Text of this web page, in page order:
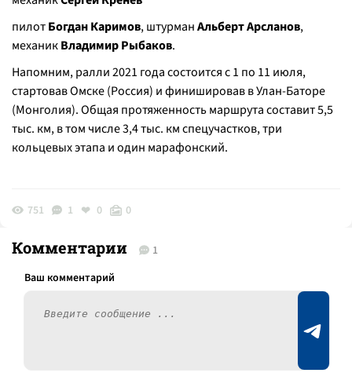
пилотБогдан Каримов, штурманАльберт Арсланов,
механикВладимир Рыбаков.
Напомним, ралли 2021 года состоится с 1 по 11 июля,
стартовав Омске (Россия) и финишировав в Улан-Баторе
(Монголия). Общая протяженность маршрута составит 5,5
тыс. км, в том числе 3,4 тыс. км спецучастков, три
кольцевых этапа и один марафонский.
751 1 0 0
Комментарии 1